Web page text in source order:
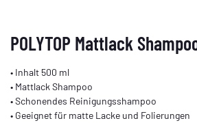
POLYTOP Mattlack
• Inhalt 500 ml
• Mattlack Shampoo
• Schonendes Reinigungsshampoo
• Geeignet für matte Lacke und Folierungen